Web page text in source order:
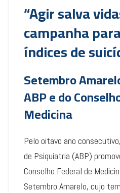
“Agir salva
campanha
índices de
Setembro
ABP e do
Medicina
Pelo oitavo ano
de Psiquiatria (ABP)
Conselho Federal de
Setembro Amarelo, cujo